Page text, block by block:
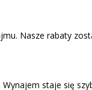
Nasze rabaty
staje się